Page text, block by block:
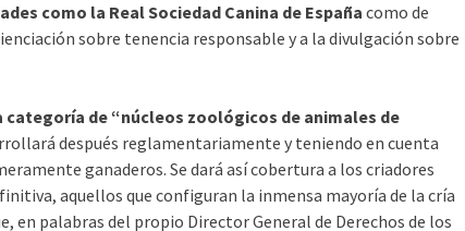
como la Real Sociedad Canina de Españacomo de
sobre tenencia responsable y a la divulgación sobre
categoría de “núcleos zoológicos de animales de
después reglamentariamente y teniendo en cuenta
ganaderos. Se dará así cobertura a los criadores
aquellos que configuran la inmensa mayoría de la cría
en palabras del propio Director General de Derechos de los